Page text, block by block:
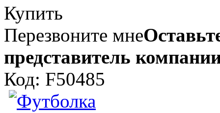
Купить
Перезвоните мне
представитель
Код: F50485